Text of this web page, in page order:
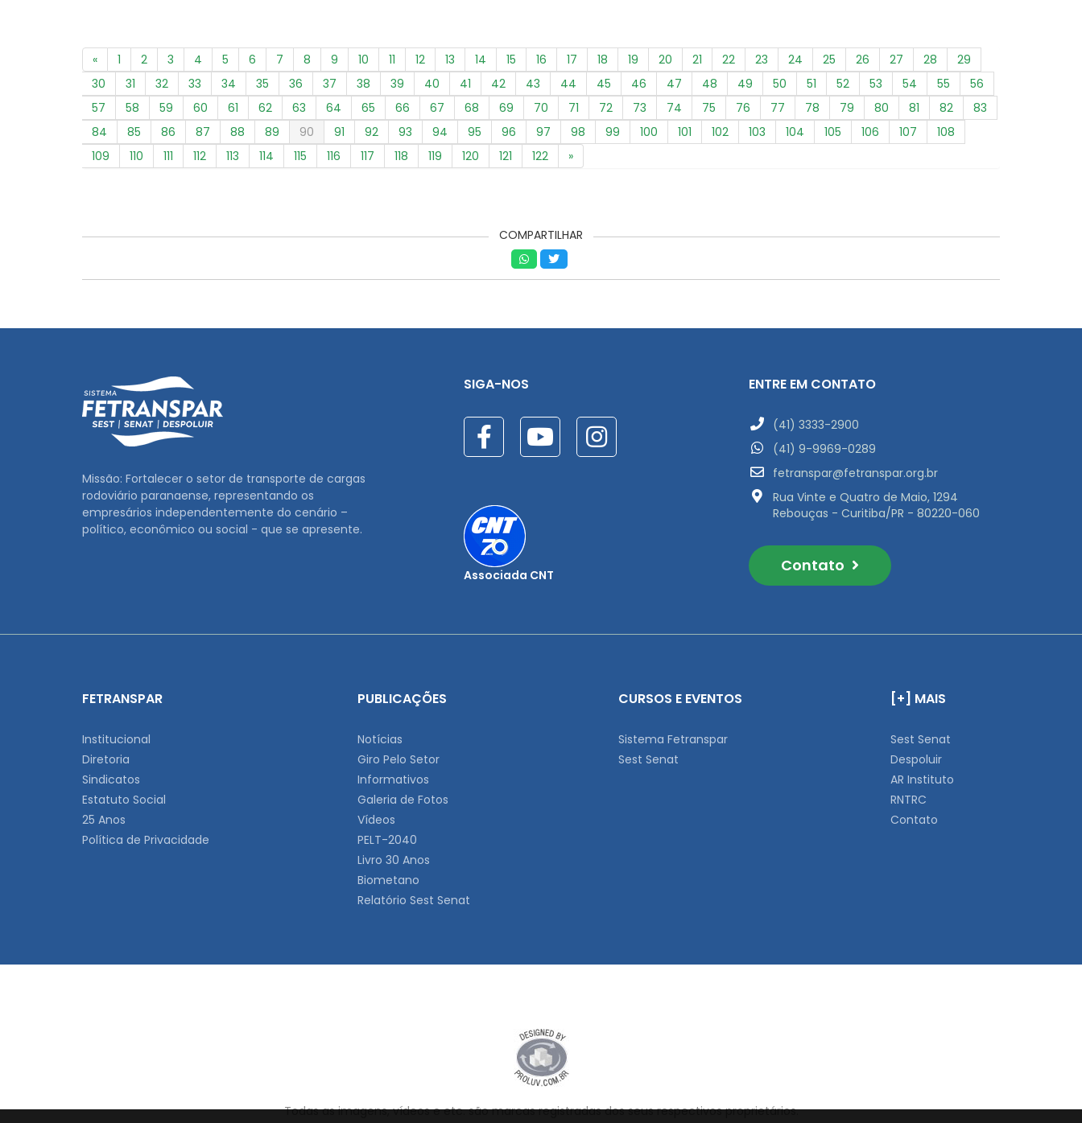
« 1 2 3 4 5 6 7 8 9 10 11 12 13 14 15 16 17 18 19 20 21 22 23 24 25 26 27 28
29
30
31 32 33 34 35 36 37 38 39 40 41 42 43 44 45 46 47 48 49 50 51 52 53 54 55
56
57
58 59 60 61 62 63 64 65 66 67 68 69 70 71 72 73 74 75 76 77 78 79 80 81 82
83
84
85 86 87 88 89 90 91 92 93 94 95 96 97 98 99 100 101 102 103 104 105 106 107
108
109
110 111 112 113 114 115 116 117 118 119 120 121 122 »
COMPARTILHAR
Missão: Fortalecer o setor de transporte de cargas
rodoviário paranaense, representando os
empresários independentemente do cenário –
político, econômico ou social - que se apresente.
SIGA-NOS
Associada CNT
ENTRE EM CONTATO
(41) 3333-2900
(41) 9-9969-0289
fetranspar@fetranspar.org.br
Rua Vinte e Quatro de Maio, 1294
Rebouças - Curitiba/PR - 80220-060
Contato
FETRANSPAR
Institucional
Diretoria
Sindicatos
Estatuto Social
25 Anos
Política de Privacidade
PUBLICAÇÕES
Notícias
Giro Pelo Setor
Informativos
Galeria de Fotos
Vídeos
PELT-2040
Livro 30 Anos
Biometano
Relatório Sest Senat
CURSOS E EVENTOS
Sistema Fetranspar
Sest Senat
[+] MAIS
Sest Senat
Despoluir
AR Instituto
RNTRC
Contato
Todas as imagens, vídeos e etc. são marcas registradas dos seus respectivos proprietários.